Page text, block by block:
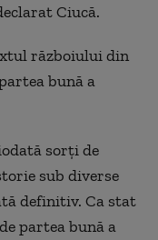
Ciucă.
războiului din
bună a
sorţi de
sub diverse
definitiv. Ca stat
partea bună a